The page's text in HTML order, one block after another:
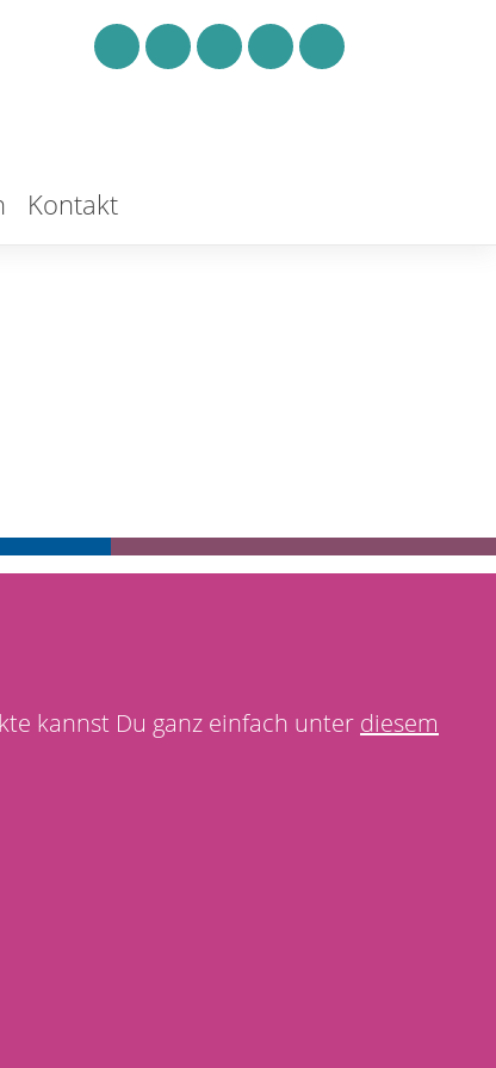
Kontakt
kannst Du ganz einfach unter diesem